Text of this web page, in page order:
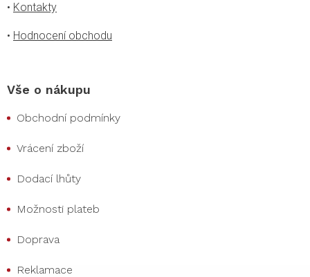
• Kontakty
• Hodnocení obchodu
Vše o nákupu
Obchodní podmínky
Vrácení zboží
Dodací lhůty
Možnosti plateb
Doprava
Reklamace